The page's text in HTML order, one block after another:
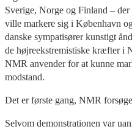
Sverige, Norge og Finland –
ville markere sig i København
danske sympatisører kunstigt
de højreekstremistiske kræfter i
NMR anvender for at kunne
modstand.
Det er første gang, NMR
Selvom demonstrationen var